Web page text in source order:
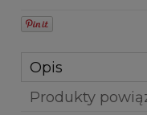
Opis
Produkty